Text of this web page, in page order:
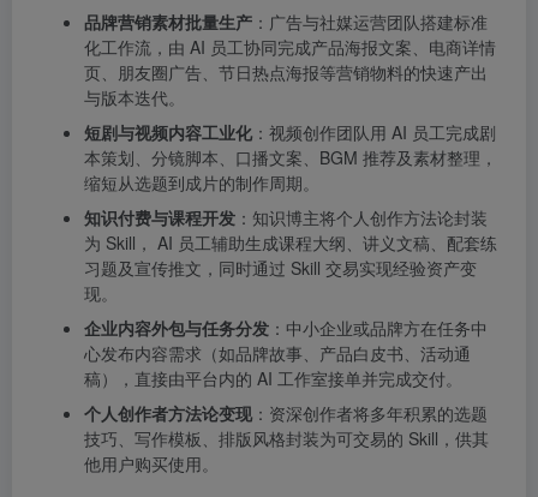
品牌营销素材批量生产 ：广告与社媒运营团队搭建标准
化工作流，由 AI 员工协同完成产品海报文案、电商详情
页、朋友圈广告、节日热点海报等营销物料的快速产出
与版本迭代。
短剧与视频内容工业化 ：视频创作团队用 AI 员工完成剧
本策划、分镜脚本、口播文案、BGM 推荐及素材整理，
缩短从选题到成片的制作周期。
知识付费与课程开发 ：知识博主将个人创作方法论封装
为 Skill， AI 员工辅助生成课程大纲、讲义文稿、配套练
习题及宣传推文，同时通过 Skill 交易实现经验资产变
现。
企业内容外包与任务分发 ：中小企业或品牌方在任务中
心发布内容需求（如品牌故事、产品白皮书、活动通
稿），直接由平台内的 AI 工作室接单并完成交付。
个人创作者方法论变现 ：资深创作者将多年积累的选题
技巧、写作模板、排版风格封装为可交易的 Skill，供其
他用户购买使用。